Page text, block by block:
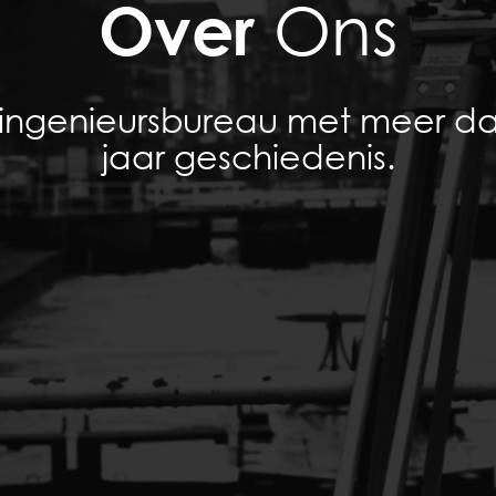
OverOns
met meer
jaar geschiedenis.